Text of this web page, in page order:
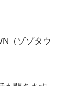
（ゾゾタウ